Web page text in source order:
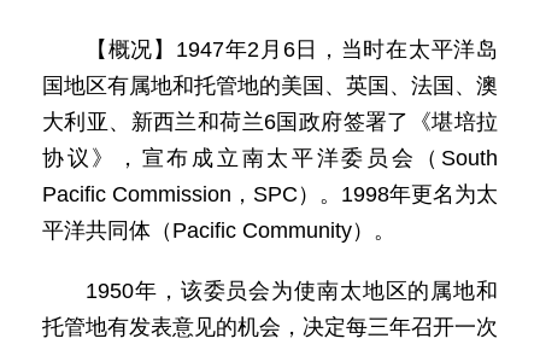
【概况】1947年2月6日，当时在太平洋岛
国地区有属地和托管地的美国、英国、法国、澳
大利亚、新西兰和荷兰6国政府签署了《堪培拉
协议》，宣布成立南太平洋委员会（South
Pacific Commission，SPC）。1998年更名为太
平洋共同体（Pacific Community）。
1950年，该委员会为使南太地区的属地和
托管地有发表意见的机会，决定每三年召开一次